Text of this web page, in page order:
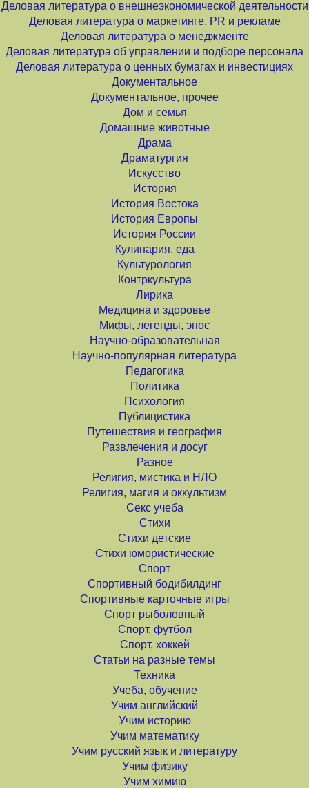
Деловая литература о внешнеэкономической деятельности
Деловая литература о маркетинге, PR и рекламе
Деловая литература о менеджменте
Деловая литература об управлении и подборе персонала
Деловая литература о ценных бумагах и инвестициях
Документальное
Документальное, прочее
Дом и семья
Домашние животные
Драма
Драматургия
Искусство
История
История Востока
История Европы
История России
Кулинария, еда
Культурология
Контркультура
Лирика
Медицина и здоровье
Мифы, легенды, эпос
Научно-образовательная
Научно-популярная литература
Педагогика
Политика
Психология
Публицистика
Путешествия и география
Развлечения и досуг
Разное
Религия, мистика и НЛО
Религия, магия и оккультизм
Секс учеба
Стихи
Стихи детские
Стихи юмористические
Спорт
Спортивный бодибилдинг
Спортивные карточные игры
Спорт рыболовный
Спорт, футбол
Спорт, хоккей
Статьи на разные темы
Техника
Учеба, обучение
Учим английский
Учим историю
Учим математику
Учим русский язык и литературу
Учим физику
Учим химию